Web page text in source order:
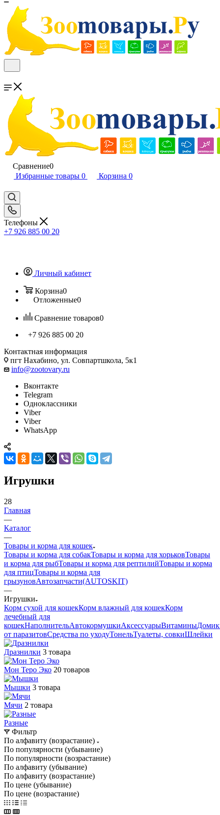
Сравнение0
Избранные товары 0 Корзина 0
Телефоны
+7 926 885 00 20
Личный кабинет
Корзина0
Отложенные0
Сравнение товаров0
+7 926 885 00 20
Контактная информация
пгт Нахабино, ул. Совпартшкола, 5к1
info@zootovary.ru
Вконтакте
Telegram
Одноклассники
Viber
Viber
WhatsApp
Игрушки
28
Главная
—
Каталог
—
Товары и корма для кошек
Товары и корма для собакТовары и корма для хорьковТовары
и корма для рыбТовары и корма для рептилийТовары и корма
для птицТовары и корма для
грызуновАвтозапчасти(AUTOSKIT)
—
Игрушки
Корм сухой для кошекКорм влажный для кошекКорм
лечебный для
кошекНаполнительАвтокормушкиАксессуарыВитамины
от паразитовСредства по уходуТонельТуалеты, совкиШлейки
Дразнилки 3 товара
Мон Теро Эко 20 товаров
Мышки 3 товара
Мячи 2 товара
Разные
Фильтр
По алфавиту (возрастание)
По популярности (убывание)
По популярности (возрастание)
По алфавиту (убывание)
По алфавиту (возрастание)
По цене (убывание)
По цене (возрастание)